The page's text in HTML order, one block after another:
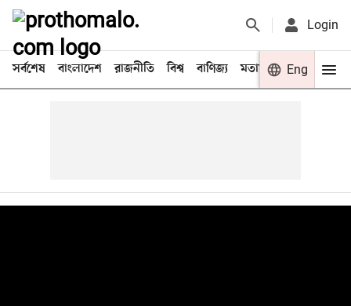
Login
সর্বশেষ বাংলাদেশ রাজনীতি বিশ্ব বাণিজ্য মতামত খেলা
Eng